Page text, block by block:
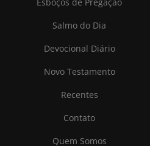
Salmo do Dia
Devocional Diário
Novo Testamento
Recentes
Contato
Quem Somos